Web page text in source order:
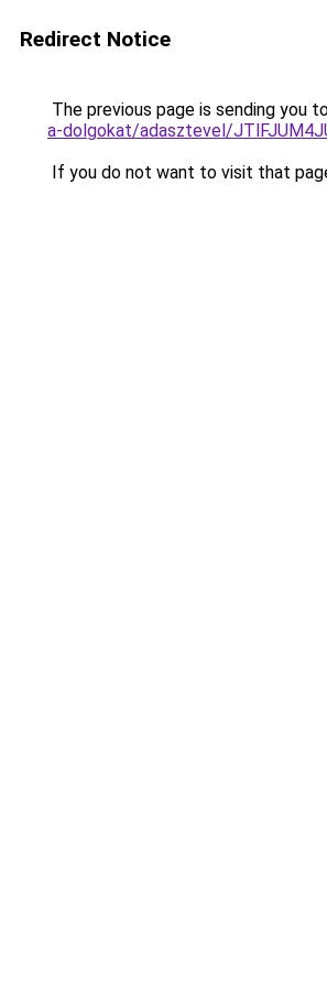
Redirect Notice
The previous page is sending you
a-dolgokat/adasztevel/
If you do not want to visit that